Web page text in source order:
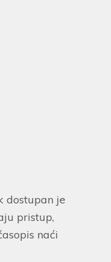
dostupan je
pristup,
naći